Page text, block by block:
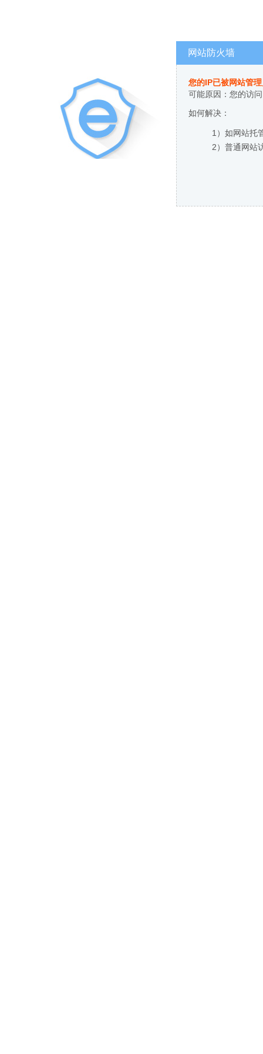
网站防火墙
您的IP已被网站管
可能原因：您的访
如何解决：
1）如网站托
2）普通网站